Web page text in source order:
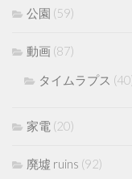
公園 (59)
動画 (87)
タイムラプス
家電 (20)
廃墟 ruins (92)